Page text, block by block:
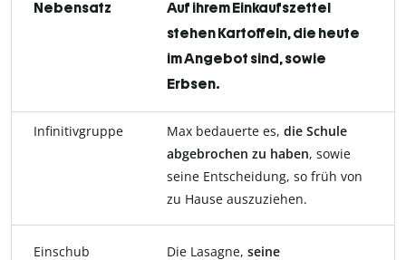
Nebensatz
Auf ihrem Einkaufszettel
stehen Kartoffeln,die heute
im Angebot sind, sowie
Erbsen.
Infinitivgruppe Max bedauerte es, die Schule
abgebrochen zu haben, sowie
seine Entscheidung, so früh von
zu Hause auszuziehen.
Einschub Die Lasagne, seine